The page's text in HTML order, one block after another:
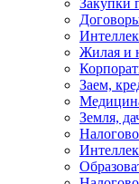
Закупки
Жилая и
Заем,
Земля,